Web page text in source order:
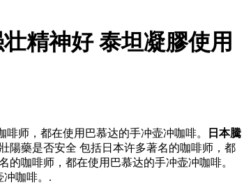
精神好 泰坦凝膠使用
师，都在使用巴慕达的手冲壶冲咖啡。
日本騰
陽藥是否安全 包括日本许多著名的咖啡师，都
的咖啡师，都在使用巴慕达的手冲壶冲咖啡。
冲咖啡。.